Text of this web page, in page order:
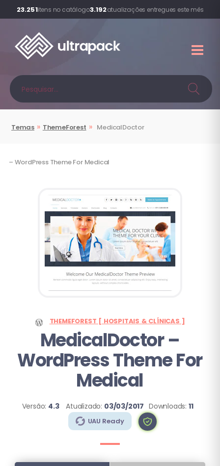
23.251itens no catálogo3.192atualizações entregues este mês
Temas » ThemeForest » MedicalDoctor
– WordPress Theme For Medical
THEMEFOREST [ HOSPITAIS & CLÍNICAS ]
MedicalDoctor–
WordPress Theme For
Medical
Versão: 4.3 Atualizado: 03/03/2017 Downloads: 11
UAU Ready